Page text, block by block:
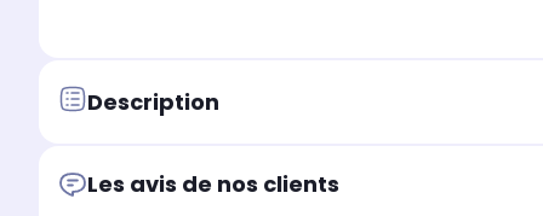
Description
Les avis de nos clients